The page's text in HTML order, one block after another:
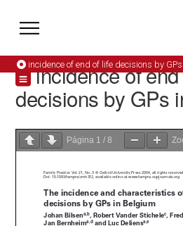
incidence of end of life decisions by
incidence of
decisions by GPs
Página 1 /8